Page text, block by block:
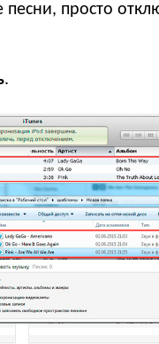
просто
.